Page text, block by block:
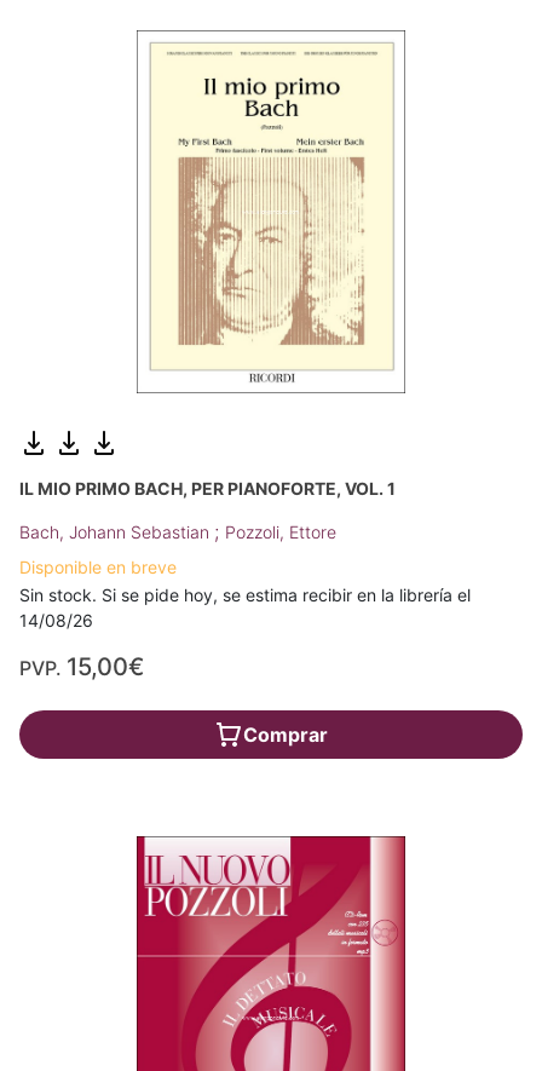
IL MIO PRIMO BACH, PER PIANOFORTE, VOL. 1
Bach, Johann Sebastian ; Pozzoli, Ettore
Disponible en breve
Sin stock. Si se pide hoy, se estima recibir en la librería el
14/08/26
PVP. 15,00€
Comprar